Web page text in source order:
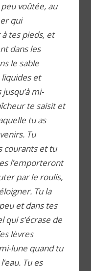
voûtée, au
qui
tes pieds, et
dans les
le sable
et
mi-
te saisit et
tu as
Tu
courants et tu
l’emporteront
par le roulis,
Tu la
et dans tes
qui s’écrase de
lèvres
lune quand tu
Tu es